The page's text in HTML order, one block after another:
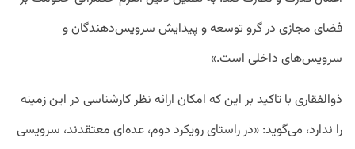
فضای مجازی در گرو توسعه و پیدایش سرویس‌دهندگان و
سرویس‌های داخلی است.»
ذوالفقاری با تاکید بر این که امکان ارائه نظر کارشناسی در این زمینه
را ندارد، می‌گوید: «در راستای رویکرد دوم، عده‌ای معتقدند، سرویسی